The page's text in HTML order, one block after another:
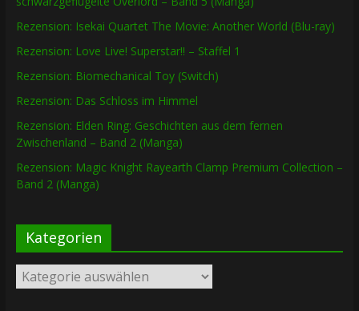
Rezension: Isekai Quartet The Movie: Another World (Blu-ray)
Rezension: Love Live! Superstar!! – Staffel 1
Rezension: Biomechanical Toy (Switch)
Rezension: Das Schloss im Himmel
Rezension: Elden Ring: Geschichten aus dem fernen
Zwischenland – Band 2 (Manga)
Rezension: Magic Knight Rayearth Clamp Premium Collection –
Band 2 (Manga)
Kategorien
Kategorien